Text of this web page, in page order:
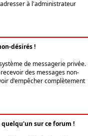
à l'administrateur
désirés !
de messagerie privée.
des messages non-
d'empêcher complètement
sur ce forum !